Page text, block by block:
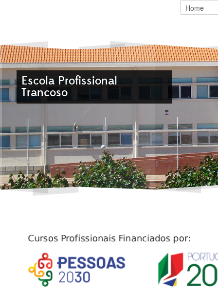
Escola Profissional
Trancoso
Ensino
modular
Vais ficar de
fora?